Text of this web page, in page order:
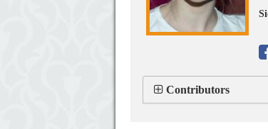
Contributors